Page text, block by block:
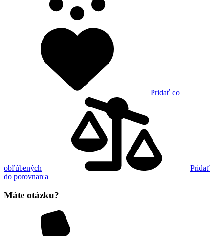
Pridať do
obľúbených
Pridať
do porovnania
Máte otázku?